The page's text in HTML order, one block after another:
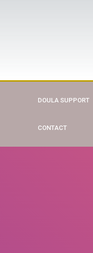
DOULA SUPPORT
CONTACT